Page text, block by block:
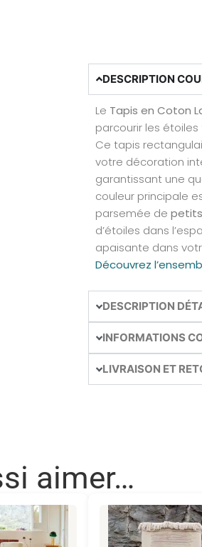
DESCRIPTION
Le Tapis en Coton
parcourir les
Ce tapis
votre décoration
garantissant une
couleur principale
parsemée de
d’étoiles dans
apaisante dans
Découvrez
DESCRIPTION
INFORMATIONS
LIVRAISON ET
aimer…